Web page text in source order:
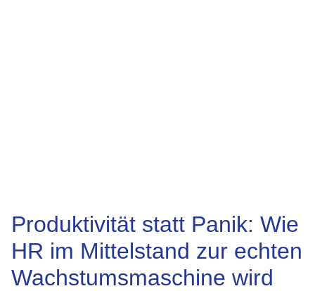
Produktivität statt Panik: Wie
HR im Mittelstand zur echten
Wachstumsmaschine wird